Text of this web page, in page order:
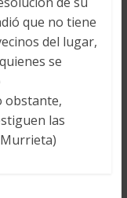
que no tiene
del lugar,
se
obstante,
las